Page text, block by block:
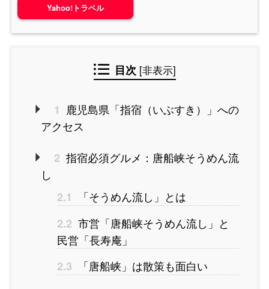
Yahoo!トラベル
目次 [非表示]
1 鹿児島県「指宿（いぶすき）」への
アクセス
2 指宿必須グルメ：唐船峡そうめん流
し
2.1
「そうめん流し」とは
2.2 市営「唐船峡そうめん流し」と
民営「長寿庵」
2.3
「唐船峡」は散策も面白い